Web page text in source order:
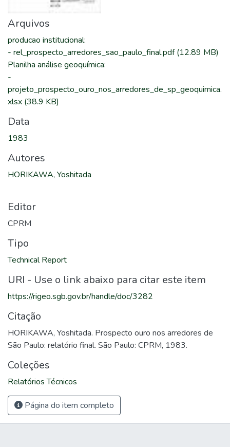
Arquivos
producao institucional:
- rel_prospecto_arredores_sao_paulo_final.pdf(12.89 MB)
Planilha análise geoquímica:
-
projeto_prospecto_ouro_nos_arredores_de_sp_geoquimica.
xlsx (38.9 KB)
Data
1983
Autores
HORIKAWA, Yoshitada
Editor
CPRM
Tipo
Technical Report
URI - Use o link abaixo para citar este item
https://rigeo.sgb.gov.br/handle/doc/3282
Citação
HORIKAWA, Yoshitada. Prospecto ouro nos arredores de
São Paulo: relatório final. São Paulo: CPRM, 1983.
Coleções
Relatórios Técnicos
Página do item completo